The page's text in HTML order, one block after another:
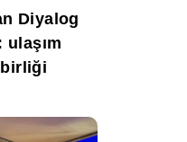
Diyalog
ulaşım